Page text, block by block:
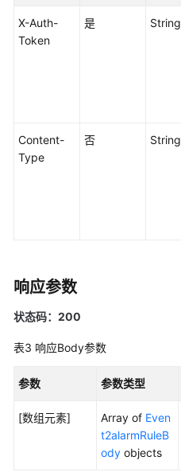
参
考
题
1.0
文
档
更
文
X-Auth-
Token
是 String
Content-
Type
否 String
响应参数
状态码：200
表3 响应Body参数
参数 参数类型
[数组元素] Array of Even
t2alarmRuleB
ody objects